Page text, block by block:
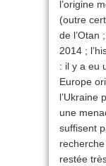
l’origine
(outre
de l’Otan
2014 ;
: il y a eu
Europe
l’Ukraine
une
suffisent
restée